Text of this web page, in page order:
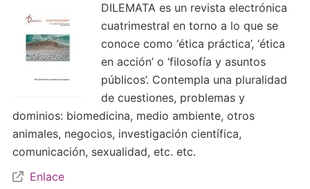
DILEMATA es un revista electrónica
cuatrimestral en torno a lo que se
conoce como ‘ética práctica’, ‘ética
en acción’ o ‘filosofía y asuntos
públicos’. Contempla una pluralidad
de cuestiones, problemas y
dominios: biomedicina, medio ambiente, otros
animales, negocios, investigación científica,
comunicación, sexualidad, etc. etc.
Enlace